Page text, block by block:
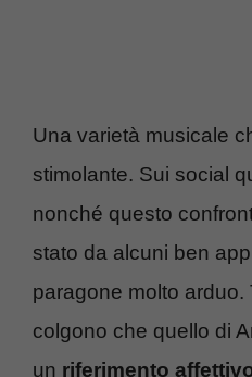
Una varietà musicale
stimolante. Sui social
nonché questo
stato da alcuni ben
paragone molto arduo.
colgono che quello di
un riferimento